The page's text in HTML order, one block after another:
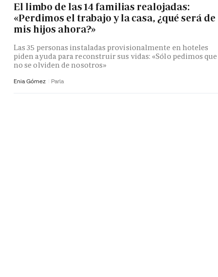
El limbo de las 14 familias realojadas:
«Perdimos el trabajo y la casa, ¿qué será de
mis hijos ahora?»
Las 35 personas instaladas provisionalmente en hoteles
piden ayuda para reconstruir sus vidas: «Sólo pedimos que
no se olviden de nosotros»
Enia Gómez Parla